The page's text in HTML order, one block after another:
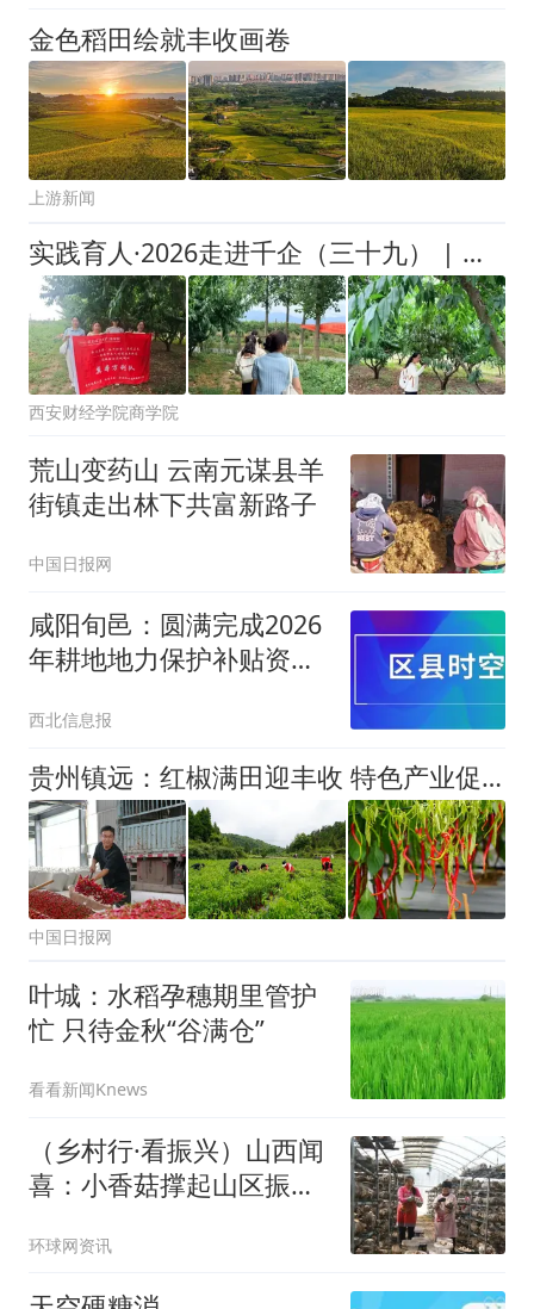
金色稻田绘就丰收画卷
上游新闻
实践育人·2026走进千企（三十九） | 长空展翼赋能乡野发展，财经智算解锁惠农良方[翼本万利队（4）]
西安财经学院商学院
荒山变药山 云南元谋县羊
街镇走出林下共富新路子
中国日报网
咸阳旬邑：圆满完成2026
年耕地地力保护补贴资金
西北信息报
贵州镇远：红椒满田迎丰收 特色产业促振兴
中国日报网
叶城：水稻孕穗期里管护
忙 只待金秋“谷满仓”
看看新闻Knews
（乡村行·看振兴）山西闻
喜：小香菇撑起山区振
环球网资讯